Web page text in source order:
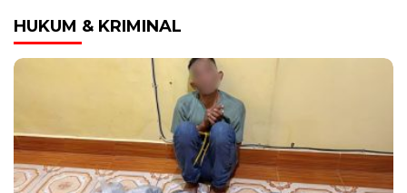
HUKUM & KRIMINAL